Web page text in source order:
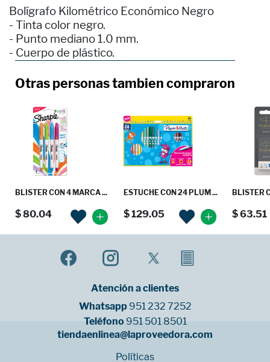
Bolígrafo Kilométrico Económico Negro
- Tinta color negro.
- Punto mediano 1.0 mm.
- Cuerpo de plástico.
Otras personas tambien compraron
BLISTER CON 4 MARCA ...
$ 80.04
ESTUCHE CON 24 PLUM ...
$ 129.05
BLISTER
$ 63.51
Atención a clientes
Whatsapp 951 232 7252
Teléfono 951 501 8501
tiendaenlinea@laproveedora.com
Políticas